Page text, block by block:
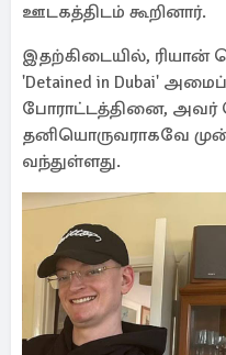
ஊடகத்திடம் கூறினார்.
இதற்கிடையில், ரியான்
'Detained in Dubai'
போராட்டத்தினை, அவர்
தனியொருவராகவே
வந்துள்ளது.